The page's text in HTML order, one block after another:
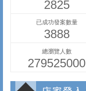
2825
已成功發案數量
3888
總瀏覽人數
279525000